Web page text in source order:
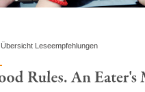
Übersicht Leseempfehlungen